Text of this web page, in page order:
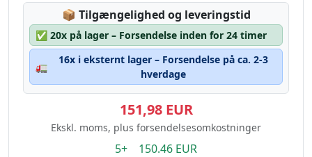
📦 Lagerstatus:
Tilgængelighed og leveringstid
✅ 20x på lager – Forsendelse inden for 24 timer
🚛
16x i eksternt lager – Forsendelse på ca. 2-3
hverdage
151,98 EUR
Ekskl. moms, plus forsendelsesomkostninger
5+ 150.46 EUR